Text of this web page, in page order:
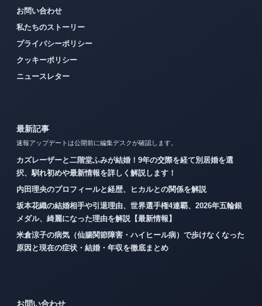
お問い合わせ
私たちのストーリー
プライバシーポリシー
クッキーポリシー
ニュースレター
最新記事
速報アップデートは公開前に編集デスクが確認します。
カズレーザーと二階堂ふみが結婚！9年の交際を経て別居婚を選
択、馴れ初めや最新情報を詳しく解説します！
内田理央のプロフィールと経歴、ヒカルとの関係を解説
坂本花織の結婚相手や引退理由、世界選手権4連覇、2026年五輪銀
メダル、綺麗になった理由を解説【最新情報】
米倉涼子の病気（仙腸関節障害・ハイヒール病）で歩けなくなった
原因と現在の症状・結婚・年収を徹底まとめ
お問い合わせ